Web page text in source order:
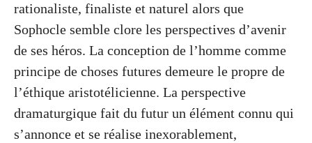
rationaliste, finaliste et naturel alors que
Sophocle semble clore les perspectives d’avenir
de ses héros. La conception de l’homme comme
principe de choses futures demeure le propre de
l’éthique aristotélicienne. La perspective
dramaturgique fait du futur un élément connu qui
s’annonce et se réalise inexorablement,